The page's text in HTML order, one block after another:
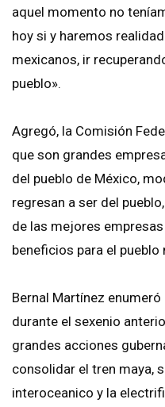
aquel momento no
hoy si y haremos
mexicanos, ir
pueblo».
Agregó, la Comisión
que son grandes
del pueblo de México,
regresan a ser del
de las mejores
beneficios para el pueblo
Bernal Martínez
durante el sexenio
grandes acciones
consolidar el tren maya,
interoceanico y la